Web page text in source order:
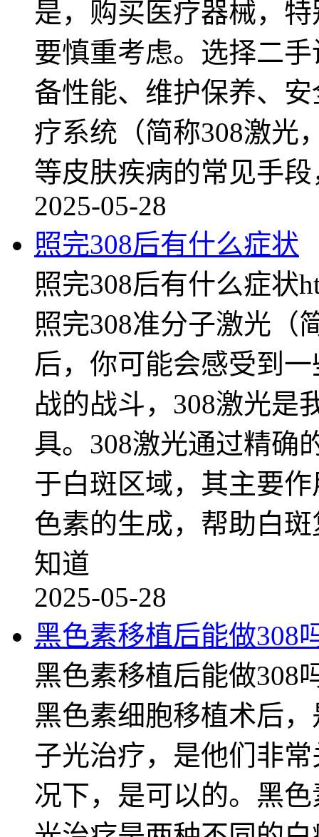
是，购买医疗器械，
要慎重考虑。选择二
备性能、维护保养、
疗系统（简称308激光
等皮肤疾病的常见手
2025-05-28
照完308后有什么症状
照完308后有什么症状
照完308准分子激光（
后，你可能会感受到
战的战斗，308激光是
具。308激光通过精确
于白斑区域，其主要
色素的生成，帮助白
知道
2025-05-28
黑色素移植后能做308
黑色素移植后能做308
黑色素细胞移植术后
子光治疗，是他们非
况下，是可以的。黑